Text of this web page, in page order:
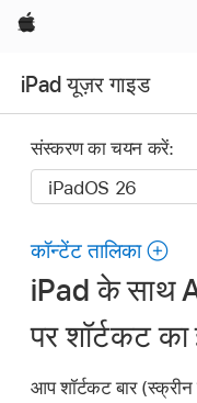
Apple
iPad यूज़र गाइड
संस्करण का चयन करें:
कॉन्टेंट तालिका
iPad के साथ
पर शॉर्टकट
आप शॉर्टकट बार